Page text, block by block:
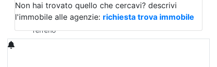
Qualsiasi
Terreno edificabile
Terreno
Non hai trovato quello che cercavi? descrivi
l'immobile alle agenzie: richiesta trova immobile